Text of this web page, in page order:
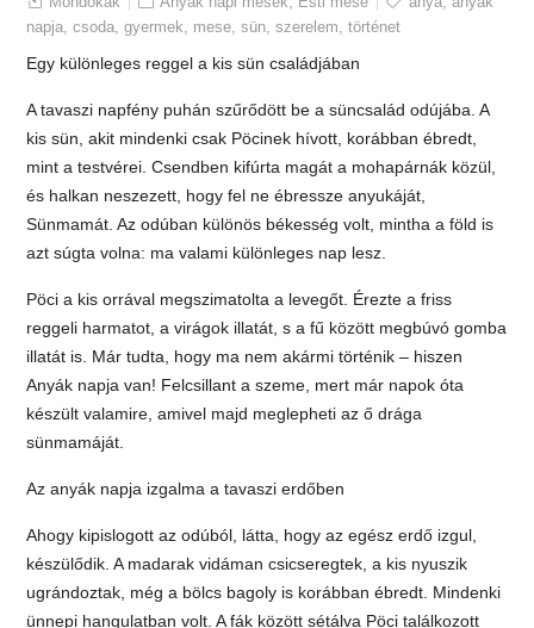
napja ,csoda ,gyermek mese ,sün ,szerelem ,történet
Egy különleges reggel a kis sün családjában
A tavaszi napfény puhán szűrődött be a süncsalád odújába. A
kis sün, akit mindenki csak Pöcinek hívott, korábban ébredt,
mint a testvérei. Csendben kifúrta magát a mohapárnák közül,
és halkan neszezett, hogy fel ne ébressze anyukáját,
Sünmamát. Az odúban különös békesség volt, mintha a föld is
azt súgta volna: ma valami különleges nap lesz.
Pöci a kis orrával megszimatolta a levegőt. Érezte a friss
reggeli harmatot, a virágok illatát, s a fű között megbúvó gomba
illatát is. Már tudta, hogy ma nem akármi történik – hiszen
Anyák napja van! Felcsillant a szeme, mert már napok óta
készült valamire, amivel majd meglepheti az ő drága
sünmamáját.
Az anyák napja izgalma a tavaszi erdőben
Ahogy kipislogott az odúból, látta, hogy az egész erdő izgul,
készülődik. A madarak vidáman csicseregtek, a kis nyuszik
ugrándoztak, még a bölcs bagoly is korábban ébredt. Mindenki
ünnepi hangulatban volt. A fák között sétálva Pöci találkozott